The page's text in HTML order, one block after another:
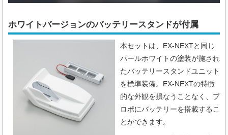
ホワイトバージョンのバッテリースタンドが付属
本セットは、EX-NEXTと同じ
パールホワイトの塗装が施され
たバッテリースタンドユニット
を標準装備。EX-NEXTの特徴
的な外観を損なうことなく、プ
ロポにバッテリーを搭載するこ
とができます。